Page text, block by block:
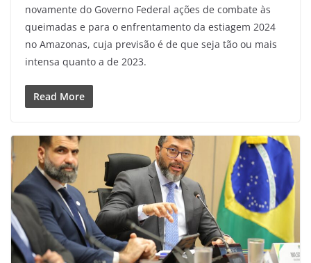
novamente do Governo Federal ações de combate às
queimadas e para o enfrentamento da estiagem 2024
no Amazonas, cuja previsão é de que seja tão ou mais
intensa quanto a de 2023.
Read More